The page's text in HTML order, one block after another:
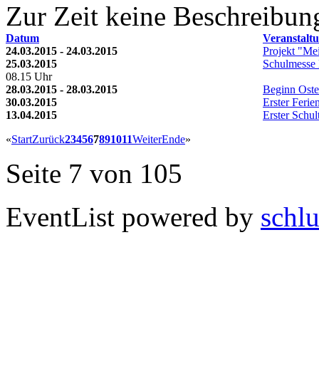
Zur Zeit keine
Datum
24.03.2015 - 24.03.2015
Projekt
25.03.2015
08.15 Uhr
28.03.2015 - 28.03.2015
Beginn
30.03.2015
Erster
13.04.2015
Erster
«StartZurück234567891011WeiterEnde»
Seite 7 von 105
EventList powered by